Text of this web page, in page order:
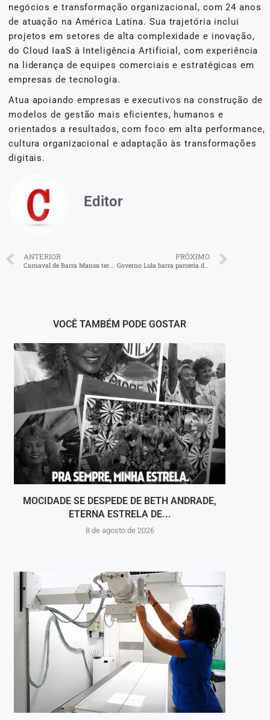
negócios e transformação organizacional, com 24 anos
de atuação na América Latina. Sua trajetória inclui
projetos em setores de alta complexidade e inovação,
do Cloud IaaS à Inteligência Artificial, com experiência
na liderança de equipes comerciais e estratégicas em
empresas de tecnologia.
Atua apoiando empresas e executivos na construção de
modelos de gestão mais eficientes, humanos e
orientados a resultados, com foco em alta performance,
cultura organizacional e adaptação às transformações
digitais.
Editor
ANTERIOR PRÓXIMO
VOCÊ TAMBÉM PODE GOSTAR
MOCIDADE SE DESPEDE DE BETH ANDRADE,
ETERNA ESTRELA DE...
8 de agosto de 2026